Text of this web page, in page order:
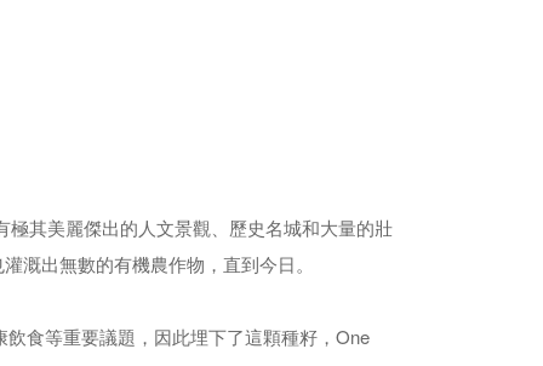
極其美麗傑出的人文景觀、歷史名城和大量的壯
溉出無數的有機農作物，直到今日。
食等重要議題，因此埋下了這顆種籽，One